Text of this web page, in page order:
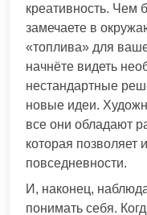
креативность. Чем
замечаете в
«топлива» для
начнёте видеть
нестандартные
новые идеи.
все они обладают
которая позволяет
повседневности.
И, наконец,
понимать себя.